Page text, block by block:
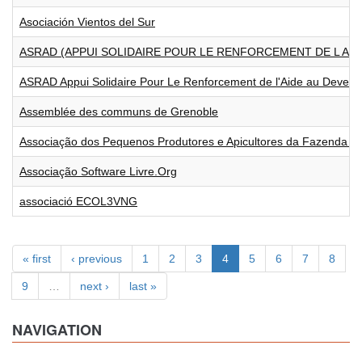
Asociación Vientos del Sur
ASRAD (APPUI SOLIDAIRE POUR LE RENFORCEMENT DE L
ASRAD Appui Solidaire Pour Le Renforcement de l'Aide au
Assemblée des communs de Grenoble
Associação dos Pequenos Produtores e Apicultores da Fazenda
Associação Software Livre.Org
associació ECOL3VNG
« first ‹ previous 1 2 3 4 5 6 7 8
9 next › last »
NAVIGATION